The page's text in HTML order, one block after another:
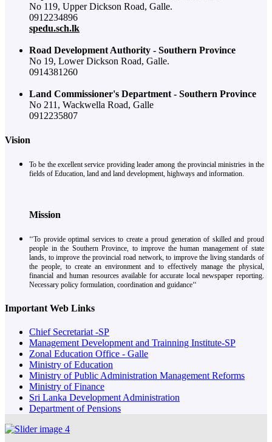
No 119, Upper Dickson Road, Galle.
0912234896
spedu.sch.lk
Road Development Authority - Southern Province
No 19, Lower Dickson Road, Galle.
0914381260
Land Commissioner's Department - Southern Province
No 211, Wackwella Road, Galle
0912235807
Vision
To be the excellent service providing leader among the provincial ministries in the
fields of Education, land and land development, highways and information.
Mission
‘‘To provide optimal services to create a proud generation of skilled and proud
people in the Southern Province, to improve the human management of state
lands, to improve the provincial road network, to improve the living standards of
the people, to create an environment and to effectively manage the physical,
financial and human resources available for accurate local newspaper reporting.
Necessary policy formulation, coordination and guidance‘‘
Important Web Links
Chief Secretariat -SP
Management Development and Trainning Institute-SP
Zonal Education Office - Galle
Ministry of Education
Ministry of Public Administration Management Reforms
Ministry of Finance
Sri Lanka Development Administration
Department of Pensions